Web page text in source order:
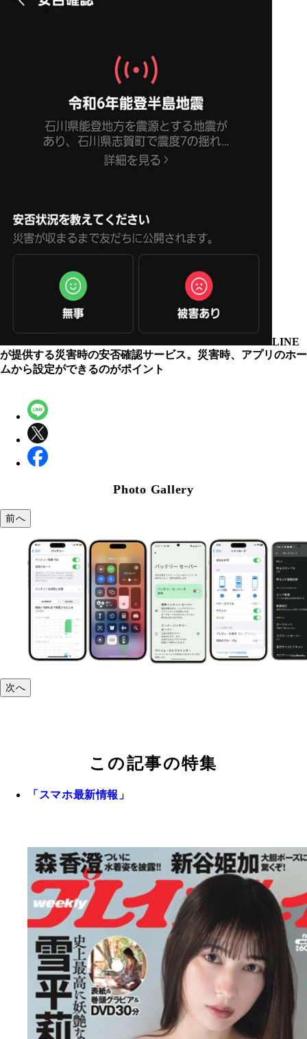
LINE
が提供する災害時の安否確認サービス。災害時、アプリのホー
ムから設定ができるのがポイント
Photo Gallery
前へ
次へ
この記事の特集
「スマホ最新情報」